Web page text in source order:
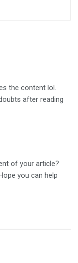
the content lol.
after reading
of your article?
you can help